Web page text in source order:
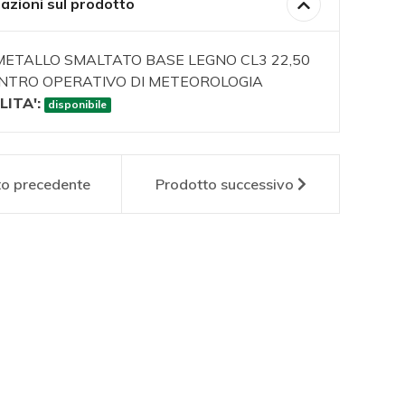
sul prodotto
SMALTATO BASE LEGNO CL3 22,50
OPERATIVO DI METEOROLOGIA
disponibile
precedente Prodotto successivo